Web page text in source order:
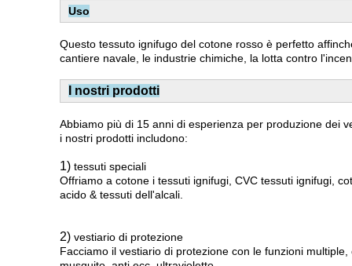
Uso
Questo tessuto ignifugo del cotone rosso è perfetto
cantiere navale, le industrie chimiche, la lotta contro
I nostri prodotti
Abbiamo più di 15 anni di esperienza per produzione dei
i nostri prodotti includono:
1) tessuti speciali
Offriamo a cotone i tessuti ignifugi, CVC tessuti ignifugi,
acido & tessuti dell'alcali.
2) vestiario di protezione
Facciamo il vestiario di protezione con le funzioni